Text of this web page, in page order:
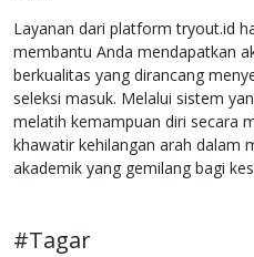
Layanan dari platform tryout.id
membantu Anda mendapatkan
berkualitas yang dirancang
seleksi masuk. Melalui sistem
melatih kemampuan diri secara
khawatir kehilangan arah dalam
akademik yang gemilang bagi
#Tagar